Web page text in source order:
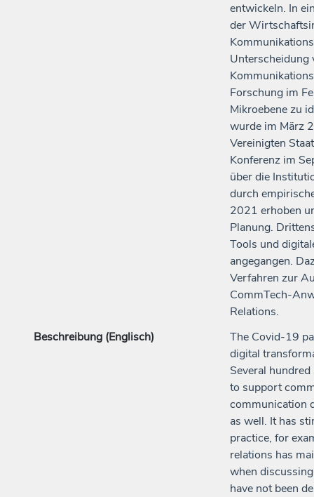
entwickeln. In
der
Unterscheidung
Forschung im
Mikroebene zu
wurde im März
Vereinigten
Konferenz im
über die
durch
2021 erhoben
Planung.
Tools und
angegangen.
Verfahren zur
CommTech-
Relations.
Beschreibung (Englisch)
The Covid-19
digital
Several
to support
communication
as well. It has
practice, for
relations has
when
have not been